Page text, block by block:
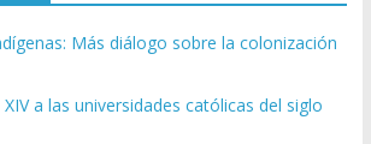
Más diálogo sobre la colonización
a las universidades católicas del siglo